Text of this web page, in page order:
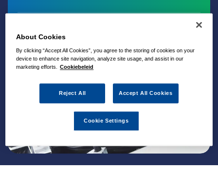
About Cookies
By clicking “Accept All Cookies”, you agree to the storing of cookies on your
device to enhance site navigation, analyze site usage, and assist in our
marketing efforts. Cookiebeleid
Reject All Accept All Cookies
Cookie Settings